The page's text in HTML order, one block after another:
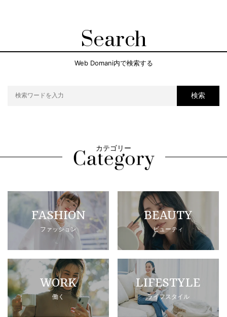
Search
Web Domani内で検索する
検索
カテゴリー
FASHION
ファッション
BEAUTY
ビューティ
WORK
働く
LIFESTYLE
ライフスタイル